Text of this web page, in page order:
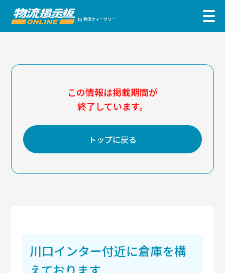
by 物流ウィークリー
この情報は掲載期間が
終了しています。
トップに戻る
川口インター付近に倉庫を構